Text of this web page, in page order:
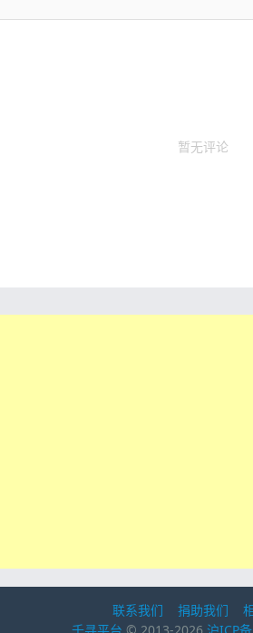
暂无评论
联系我们 捐助我们
千寻平台 © 2013-2026 沪ICP